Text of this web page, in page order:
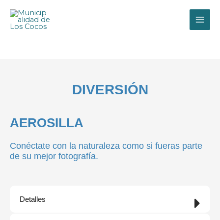
contenido
DIVERSIÓN
AEROSILLA
Conéctate con la naturaleza como si fueras parte
de su mejor fotografía.
Detalles